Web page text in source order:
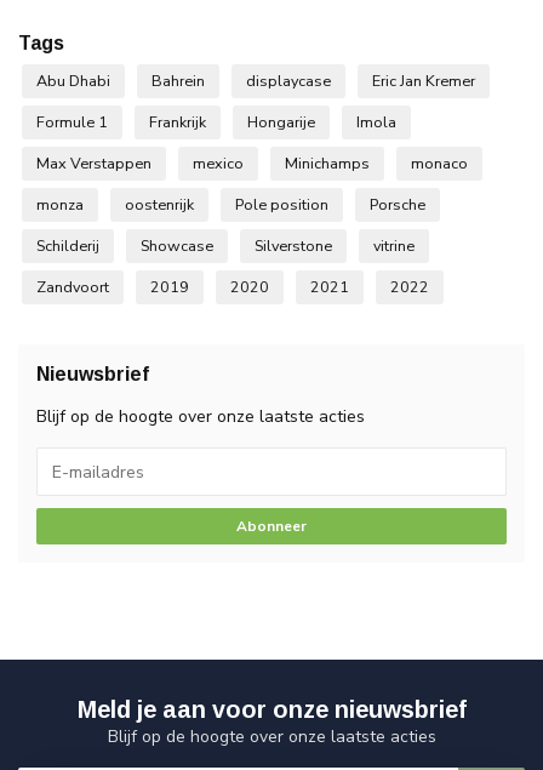
Tags
Abu Dhabi
Bahrein displaycase
Eric Jan Kremer
Formule 1
Frankrijk Hongarije
Imola
Max Verstappen
mexico Minichamps
monaco
monza
oostenrijk Pole position
Porsche
Schilderij
Showcase Silverstone
vitrine
Zandvoort
2019 2020 2021 2022
Nieuwsbrief
Blijf op de hoogte over onze laatste acties
Abonneer
Meld je aan voor onze nieuwsbrief
Blijf op de hoogte over onze laatste acties